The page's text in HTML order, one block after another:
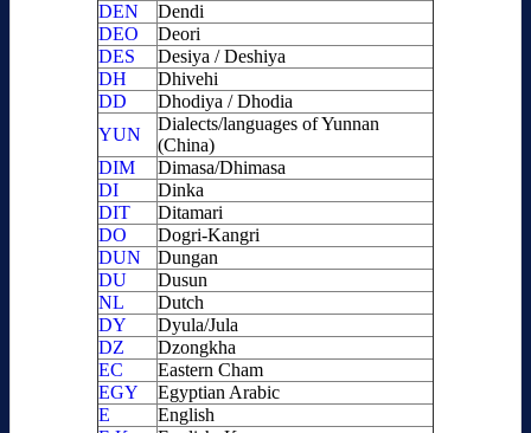
DEN
Dendi
DEO
Deori
DES
Desiya / Deshiya
DH
Dhivehi
DD
Dhodiya / Dhodia
YUN
Dialects/languages of Yunnan
(China)
DIM
Dimasa/Dhimasa
DI
Dinka
DIT
Ditamari
DO
Dogri-Kangri
DUN
Dungan
DU
Dusun
NL
Dutch
DY
Dyula/Jula
DZ
Dzongkha
EC
Eastern Cham
EGY
Egyptian Arabic
E
English